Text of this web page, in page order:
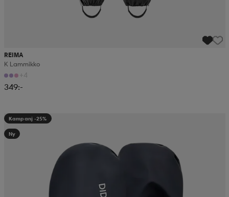
REIMA
K Lammikko
+4
349:-
Kampanj -25%
Ny